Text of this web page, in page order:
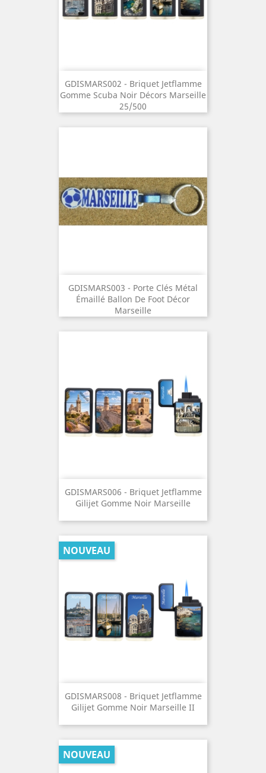
GDISMARS002 - Briquet Jetflamme
Gomme Scuba Noir Décors Marseille
25/500
GDISMARS003 - Porte Clés Métal
Émaillé Ballon De Foot Décor
Marseille
GDISMARS006 - Briquet Jetflamme
Gilijet Gomme Noir Marseille
GDISMARS008 - Briquet Jetflamme
Gilijet Gomme Noir Marseille II
NOUVEAU
NOUVEAU